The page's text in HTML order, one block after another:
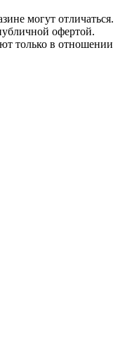
могут отличаться.
офертой.
только в отношении